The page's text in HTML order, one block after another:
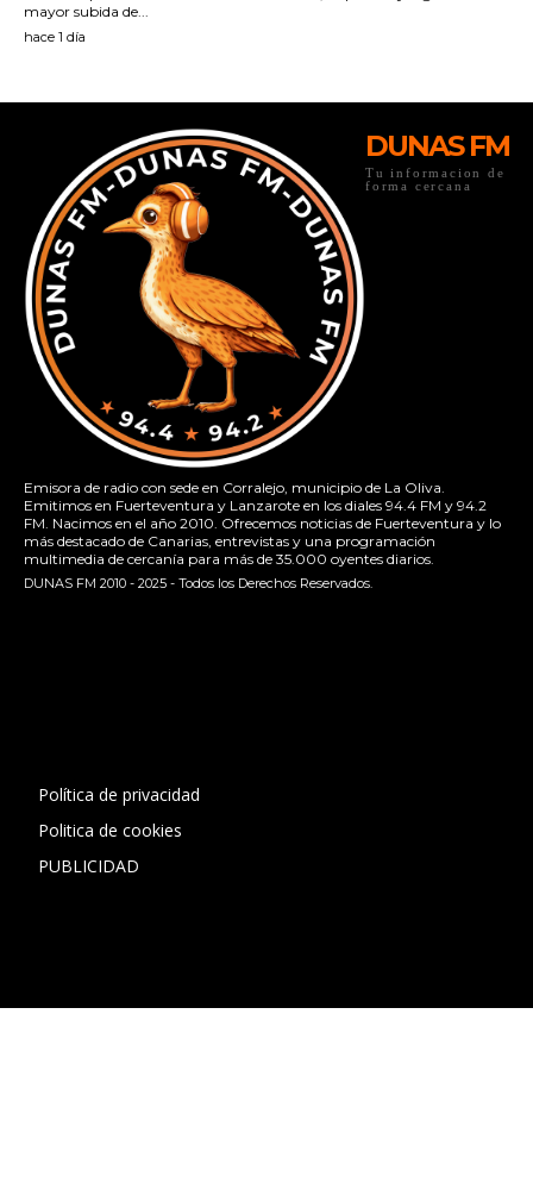
DUNAS FM
Tu informacion de
forma cercana
Emisora de radio con sede en Corralejo, municipio de La Oliva.
Emitimos en Fuerteventura y Lanzarote en los diales 94.4 FM y 94.2
FM. Nacimos en el año 2010. Ofrecemos noticias de Fuerteventura y lo
más destacado de Canarias, entrevistas y una programación
multimedia de cercanía para más de 35.000 oyentes diarios.
DUNAS FM 2010 - 2025 - Todos los Derechos Reservados.
Política de privacidad
Politica de cookies
PUBLICIDAD